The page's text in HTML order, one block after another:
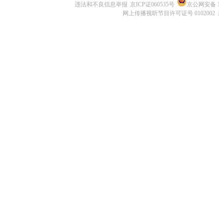
违法和不良信息举报 京ICP证060535号
京公网安备
网上传播视听节目许可证号 0102002